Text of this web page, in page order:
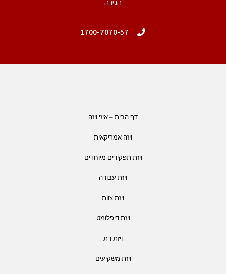
הגירה
1700-7070-57
דף הבית – איזי ויזה
ויזה אמריקאית
ויזת תפקידים מיוחדים
ויזת עבודה
ויזת צוות
ויזת דיפלומט
ויזת דת
ויזת משקיעים